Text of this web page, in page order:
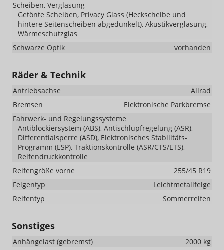
Scheiben, Verglasung
Getönte Scheiben, Privacy Glass (Heckscheibe und
hintere Seitenscheiben abgedunkelt), Akustikverglasung,
Wärmeschutzglas
Schwarze Optik
vorhanden
Räder & Technik
Antriebsachse
Allrad
Bremsen
Elektronische Parkbremse
Fahrwerk- und Regelungssysteme
Antiblockiersystem (ABS), Antischlupfregelung (ASR),
Differentialsperre (ASD), Elektronisches Stabilitäts-
Programm (ESP), Traktionskontrolle (ASR/CTS/ETS),
Reifendruckkontrolle
Reifengröße vorne
255/45 R19
Felgentyp
Leichtmetallfelge
Reifentyp
Sommerreifen
Sonstiges
Anhängelast (gebremst)
2000 kg